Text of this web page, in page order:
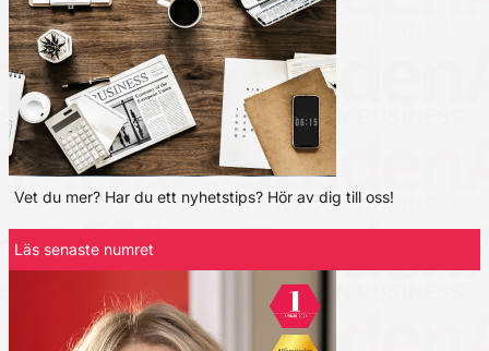
Vet du mer? Har du ett nyhetstips? Hör av dig till oss!
Läs senaste numret